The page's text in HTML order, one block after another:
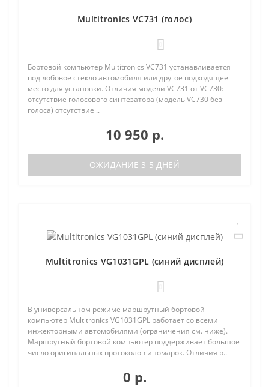
Multitronics VC731 (голос)
Бортовой компьютер Multitronics VC731 устанавливается
под лобовое стекло автомобиля или другое подходящее
место для установки. Отличия модели VC731 от VC730:
отсутствие голосового синтезатора (модель VC730 без
голоса) отсутствие ..
10 950 р.
ОЖИДАНИЕ 3-5 ДНЕЙ
Multitronics VG1031GPL (синий дисплей)
В универсальном режиме маршрутный бортовой
компьютер Multitronics VG1031GPL работает со всеми
инжекторными автомобилями (ограничения см. ниже).
Маршрутный бортовой компьютер поддерживает большое
число оригинальных протоколов иномарок. Отличия р..
0 р.